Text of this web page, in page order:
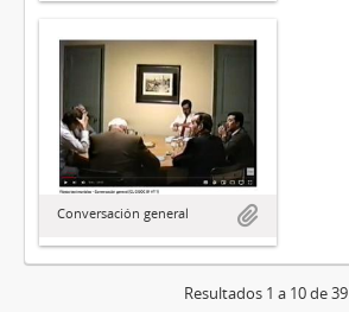
Conversación general
Resultados 1 a 10 de 39